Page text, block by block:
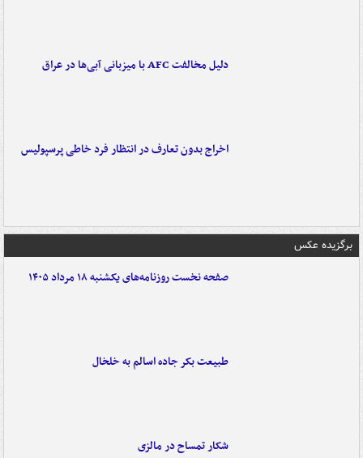
دلیل مخالفت AFC با میزبانی آبی‌ها در عراق
اخراج بدون تعارف در انتظار فرد خاطی پرسپولیس
برگزیده عکس
صفحه نخست روزنامه‌های یکشنبه ۱۸ مرداد ۱۴۰۵
طبیعت بکر جاده اسالم به خلخال
شکار تمساح در مالزی